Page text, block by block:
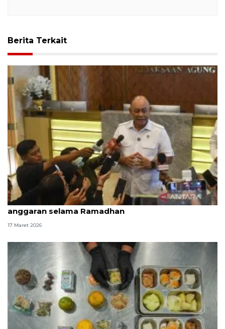
Berita Terkait
BGN setop 62 SPPG dengan menu MBG tak sesuai
anggaran selama Ramadhan
17 Maret 2026